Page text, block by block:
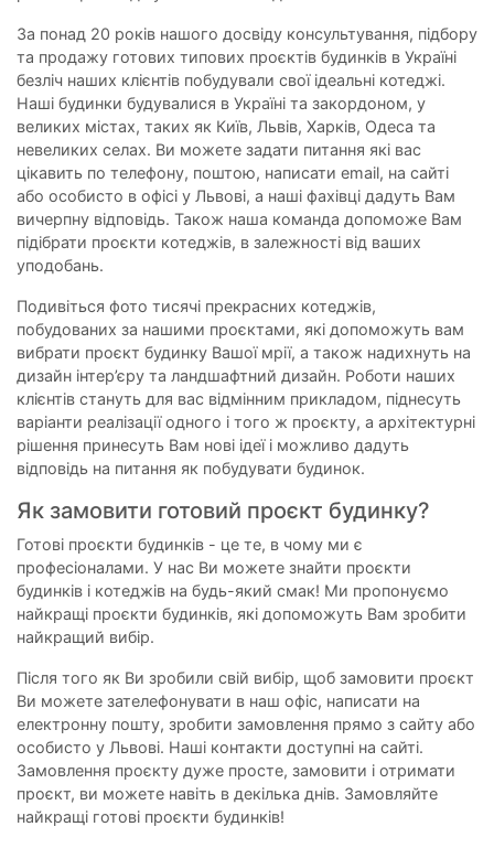
За понад 20 років нашого досвіду консультування, підбору
та продажу готових типових проєктів будинків в Україні
безліч наших клієнтів побудували свої ідеальні котеджі.
Наші будинки будувалися в Україні та закордоном, у
великих містах, таких як Київ, Львів, Харків, Одеса та
невеликих селах. Ви можете задати питання які вас
цікавить по телефону, поштою, написати email, на сайті
або особисто в офісі у Львові, а наші фахівці дадуть Вам
вичерпну відповідь. Також наша команда допоможе Вам
підібрати проєкти котеджів, в залежності від ваших
уподобань.
Подивіться фото тисячі прекрасних котеджів,
побудованих за нашими проєктами, які допоможуть вам
вибрати проєкт будинку Вашої мрії, а також надихнуть на
дизайн інтер’єру та ландшафтний дизайн. Роботи наших
клієнтів стануть для вас відмінним прикладом, піднесуть
варіанти реалізації одного і того ж проєкту, а архітектурні
рішення принесуть Вам нові ідеї і можливо дадуть
відповідь на питання як побудувати будинок.
Як замовити готовий проєкт будинку?
Готові проєкти будинків - це те, в чому ми є
професіоналами. У нас Ви можете знайти проєкти
будинків і котеджів на будь-який смак! Ми пропонуємо
найкращі проєкти будинків, які допоможуть Вам зробити
найкращий вибір.
Після того як Ви зробили свій вибір, щоб замовити проєкт
Ви можете зателефонувати в наш офіс, написати на
електронну пошту, зробити замовлення прямо з сайту або
особисто у Львові. Наші контакти доступні на сайті.
Замовлення проєкту дуже просте, замовити і отримати
проєкт, ви можете навіть в декілька днів. Замовляйте
найкращі готові проєкти будинків!